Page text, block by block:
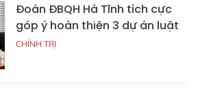
Đoàn ĐBQH Hà Tĩnh tích cực
góp ý hoàn thiện 3 dự án luật
CHÍNH TRỊ